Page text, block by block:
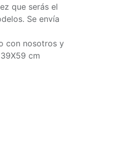
que serás el
Se envía
con nosotros y
cm